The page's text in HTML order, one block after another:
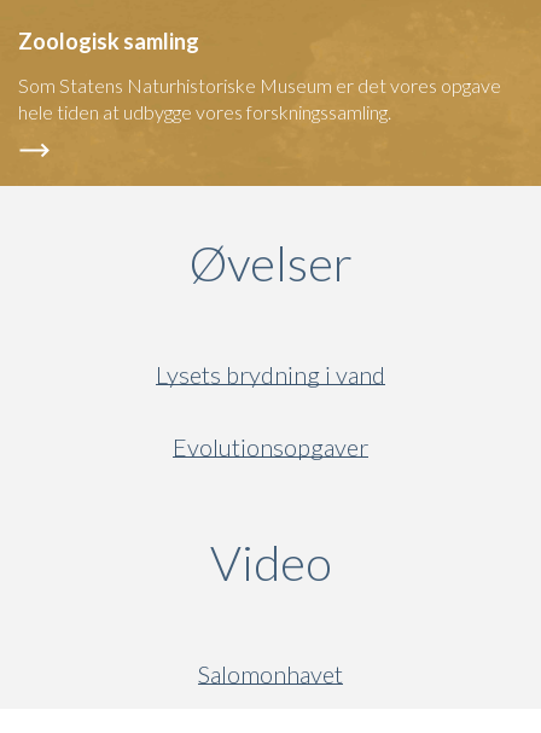
Zoologisk samling
Som Statens Naturhistoriske Museum er det vores opgave
hele tiden at udbygge vores forskningssamling.
Øvelser
Lysets brydning i vand
Evolutionsopgaver
Video
Salomonhavet